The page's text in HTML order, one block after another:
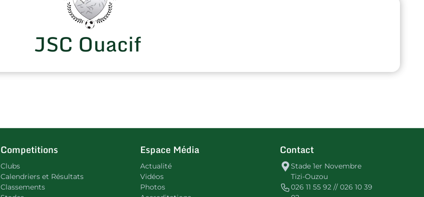
JSC Ouacif
Competitions
Clubs
Calendriers et Résultats
Classements
Espace Média
Actualité
Vidéos
Photos
Contact
Stade 1er Novembre
Tizi-Ouzou
026 11 55 92 // 026 10 39